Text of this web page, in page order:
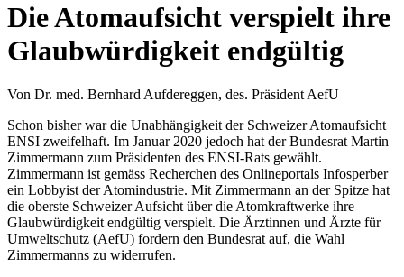
Die Atomaufsicht verspielt ihre
Glaubwürdigkeit endgültig
Von Dr. med. Bernhard Aufdereggen, des. Präsident AefU
Schon bisher war die Unabhängigkeit der Schweizer Atomaufsicht
ENSI zweifelhaft. Im Januar 2020 jedoch hat der Bundesrat Martin
Zimmermann zum Präsidenten des ENSI-Rats gewählt.
Zimmermann ist gemäss Recherchen des Onlineportals Infosperber
ein Lobbyist der Atomindustrie. Mit Zimmermann an der Spitze hat
die oberste Schweizer Aufsicht über die Atomkraftwerke ihre
Glaubwürdigkeit endgültig verspielt. Die Ärztinnen und Ärzte für
Umweltschutz (AefU) fordern den Bundesrat auf, die Wahl
Zimmermanns zu widerrufen.